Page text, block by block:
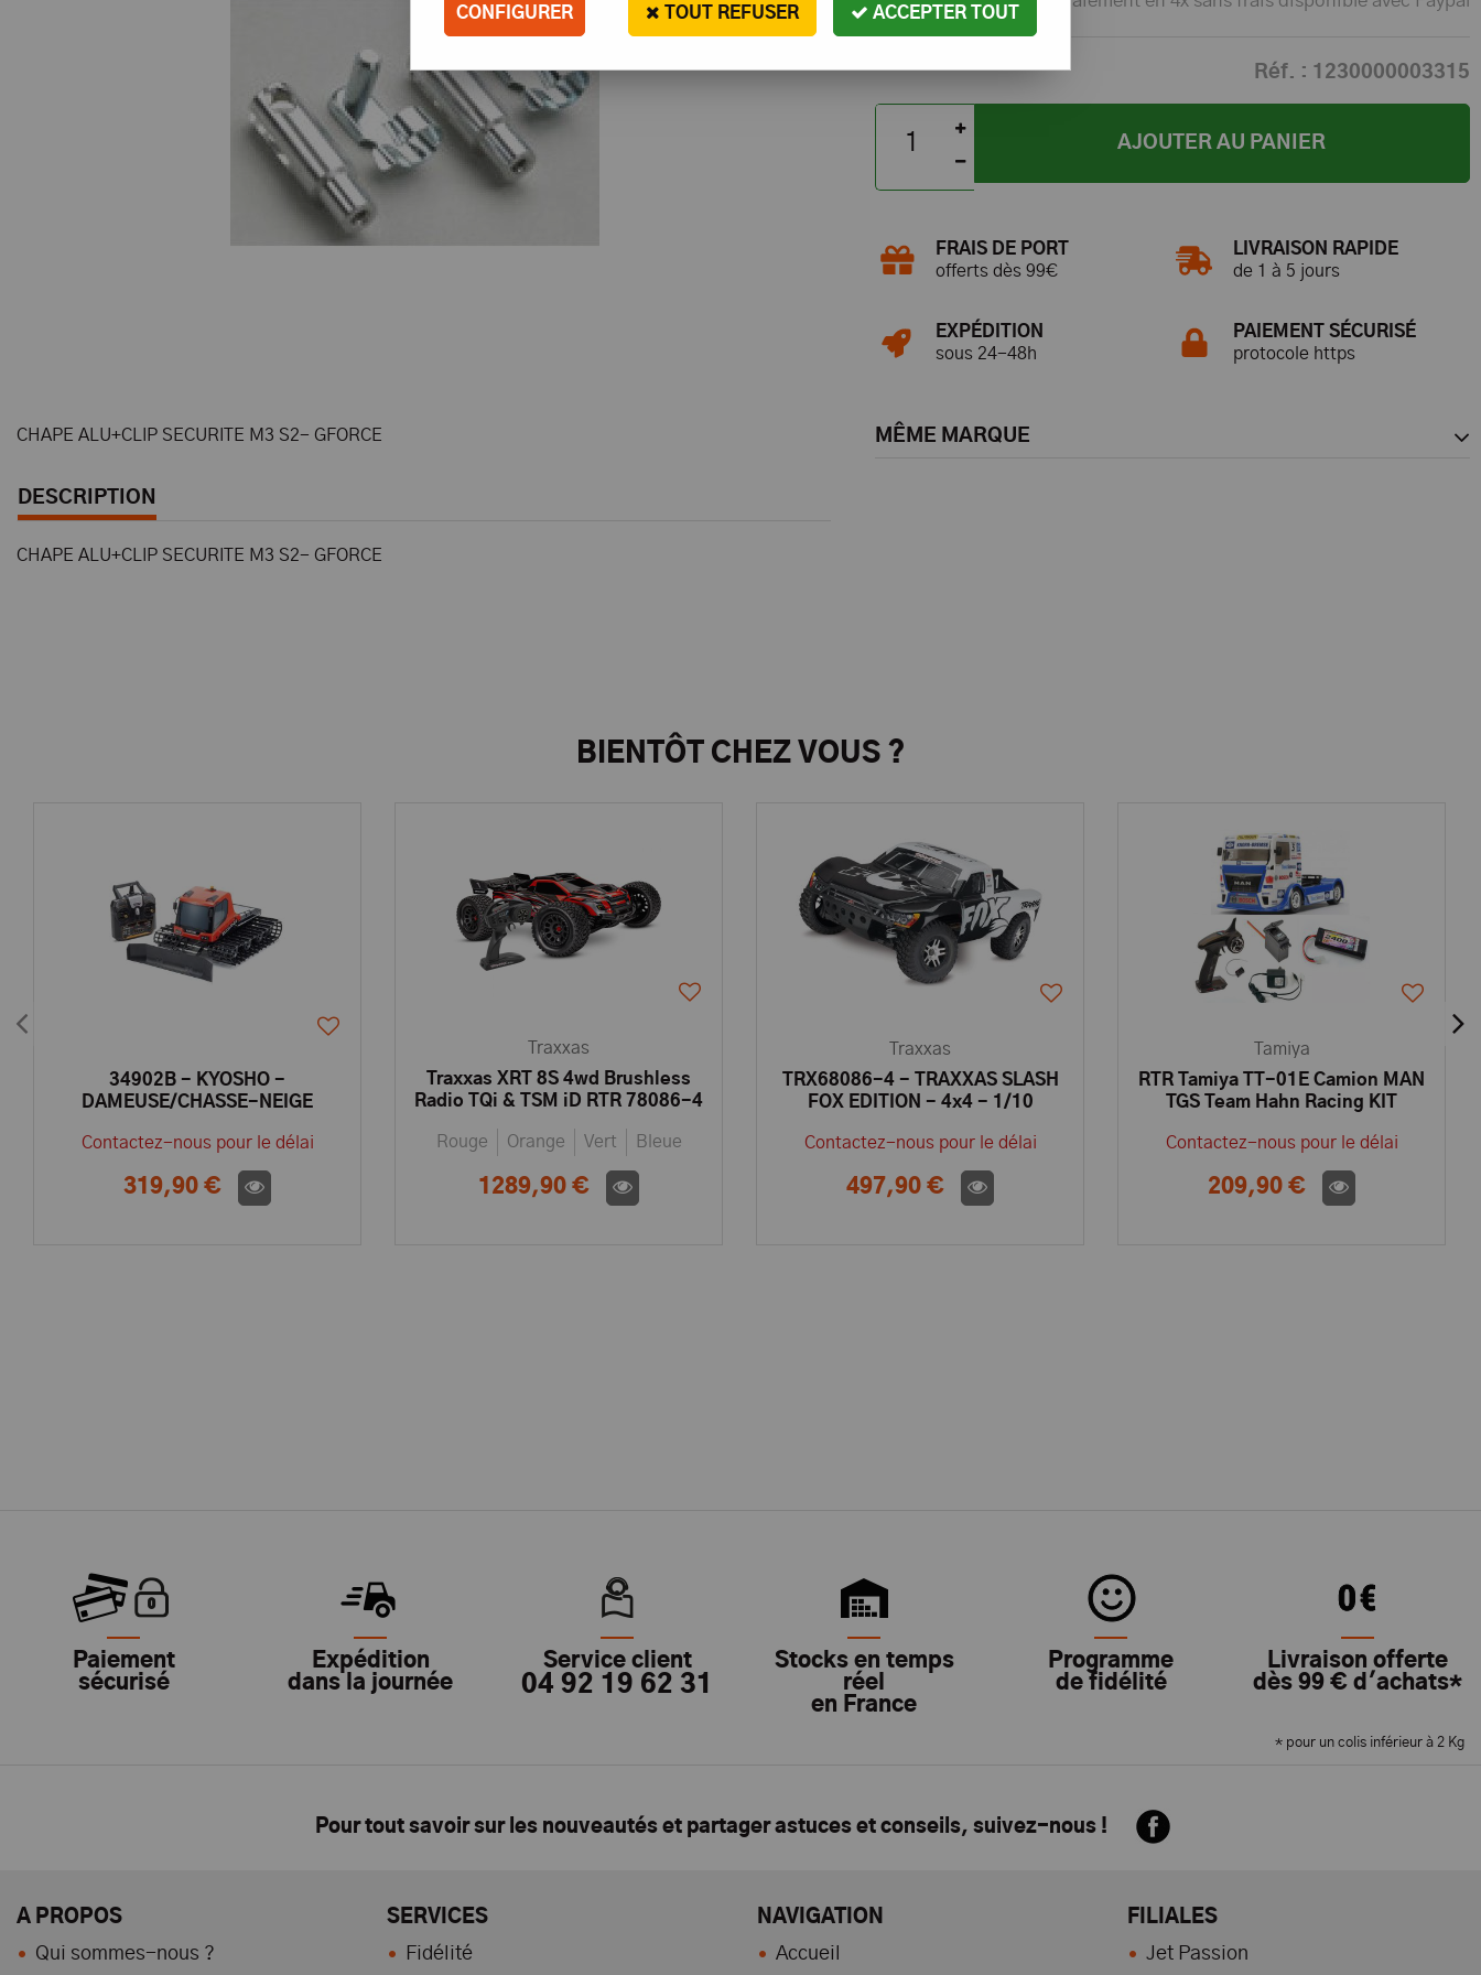
Réf. : 1230000003315
AJOUTER AU PANIER
FRAIS DE PORT
offerts dès 99€
EXPÉDITION
sous 24-48h
LIVRAISON RAPIDE
de 1 à 5 jours
PAIEMENT SÉCURISÉ
protocole https
MÊME MARQUE
CHAPE ALU+CLIP SECURITE M3 S2- GFORCE
DESCRIPTION
CHAPE ALU+CLIP SECURITE M3 S2- GFORCE
BIENTÔT CHEZ VOUS ?
34902B - KYOSHO -
DAMEUSE/CHASSE-NEIGE
READYSET
Contactez-nous pour le délai
319,90 €
Traxxas
Traxxas XRT 8S 4wd Brushless
Radio TQi & TSM iD RTR 78086-4
Rouge Orange Vert Bleue
1289,90 €
Traxxas
TRX68086-4 - TRAXXAS SLASH
FOX EDITION - 4x4 - 1/10
iD
Contactez-nous pour le délai
497,90 €
Tamiya
RTR Tamiya TT-01E Camion MAN
TGS Team Hahn Racing KIT
Contactez-nous pour le délai
209,90 €
Paiement
sécurisé
Expédition
dans la journée
Service client
04 92 19 62 31
Stocks en temps
réel
en France
Programme
de fidélité
Livraison offerte
dès 99 € d'achats*
* pour un colis inférieur à 2 Kg
Pour tout savoir sur les nouveautés et partager astuces et conseils, suivez-nous !
A PROPOS
Qui sommes-nous ?
SERVICES
Fidélité
NAVIGATION
Accueil
FILIALES
Jet Passion
CONFIGURER TOUT REFUSER ACCEPTER TOUT